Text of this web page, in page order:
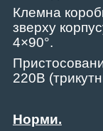
Клемна
зверху
4×90°.
220В
Норми.